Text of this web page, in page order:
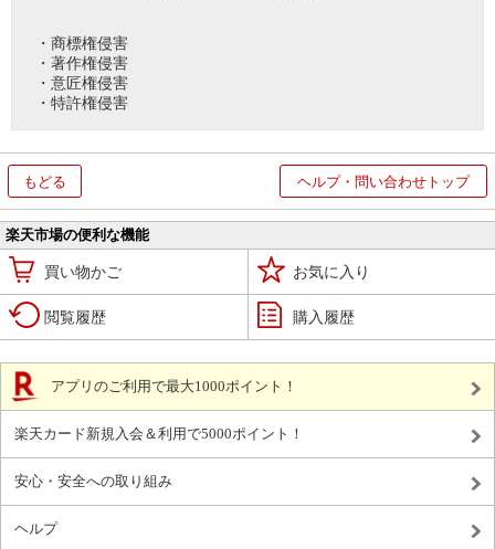
・商標権侵害
・著作権侵害
・意匠権侵害
・特許権侵害
もどる ヘルプ・問い合わせトップ
楽天市場の便利な機能
買い物かご お気に入り
閲覧履歴 購入履歴
アプリのご利用で最大1000ポイント！
楽天カード新規入会＆利用で5000ポイント！
安心・安全への取り組み
ヘルプ